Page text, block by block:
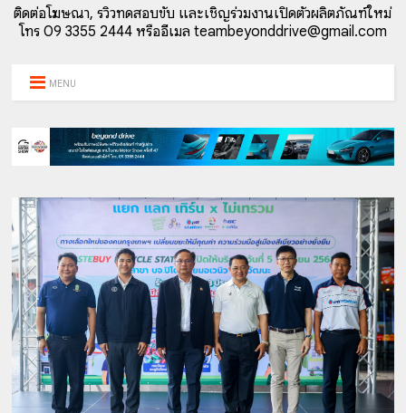
ติดต่อโฆษณา, รีวิวทดสอบขับ และเชิญร่วมงานเปิดตัวผลิตภัณฑ์ใหม่
โทร 09 3355 2444 หรืออีเมล teambeyonddrive@gmail.com
MENU